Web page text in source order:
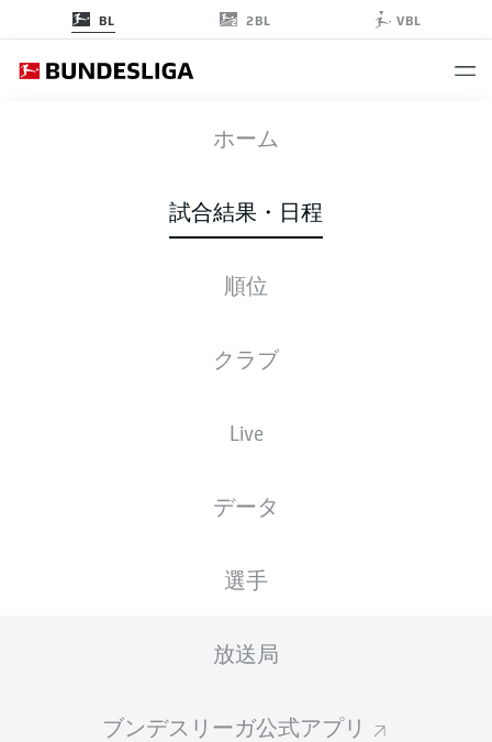
BL 2BL VBL
ホーム
試合結果・日程
順位
クラブ
Live
データ
選手
放送局
ブンデスリーガ公式アプリ
S04 FCU
スターティングメンバー
金, 05.02.2027 - 日, 07.02.2027
広告